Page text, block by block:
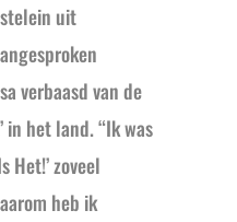
uit
verbaasd van de
in het land. “Ik was
Het!’ zoveel
heb ik